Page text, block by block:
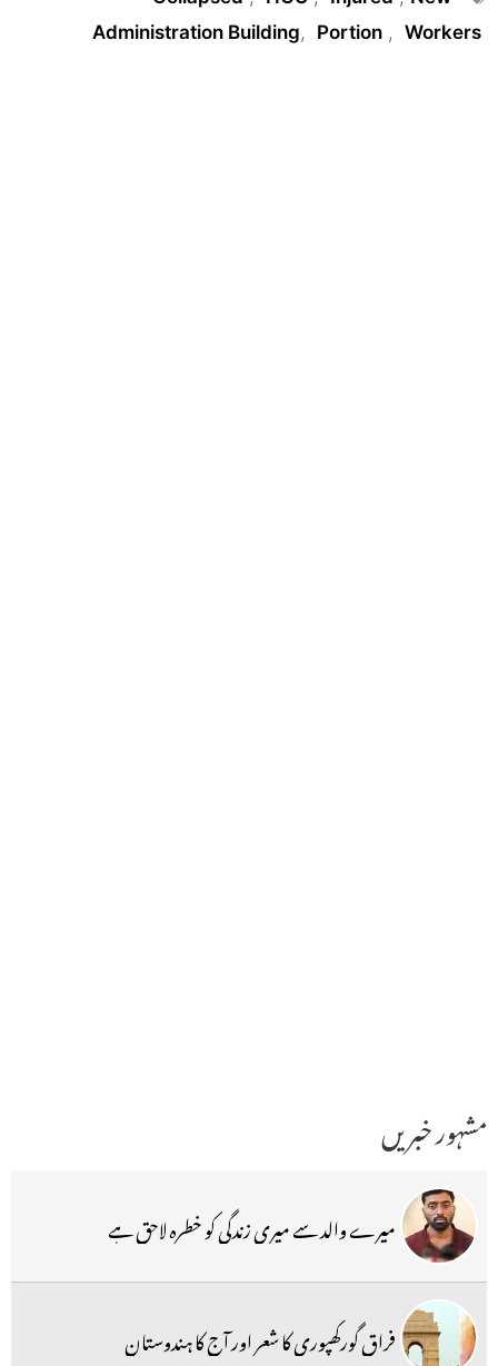
Administration Building, Portion , Workers
مشہور خبریں
میرے والد سے میری زندگی کو خطرہ لاحق ہے
فراق گورکھپوری کا شعر اور آج کا ہندوستان